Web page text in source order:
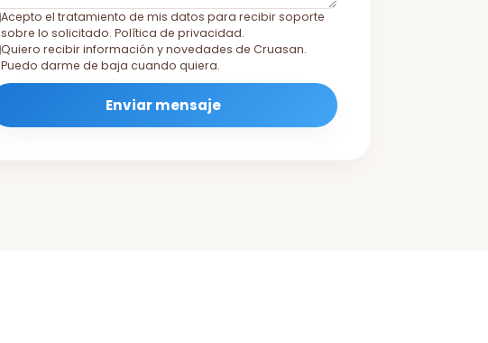
Acepto el tratamiento de mis datos para recibir soporte
sobre lo solicitado. Política de privacidad.
Quiero recibir información y novedades de Cruasan.
Puedo darme de baja cuando quiera.
Enviar mensaje